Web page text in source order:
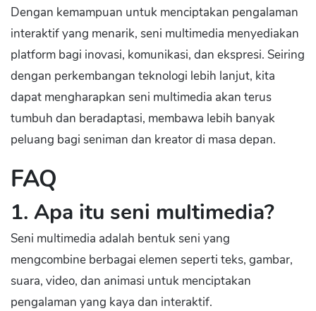
Dengan kemampuan untuk menciptakan pengalaman
interaktif yang menarik, seni multimedia menyediakan
platform bagi inovasi, komunikasi, dan ekspresi. Seiring
dengan perkembangan teknologi lebih lanjut, kita
dapat mengharapkan seni multimedia akan terus
tumbuh dan beradaptasi, membawa lebih banyak
peluang bagi seniman dan kreator di masa depan.
FAQ
1. Apa itu seni multimedia?
Seni multimedia adalah bentuk seni yang
mengcombine berbagai elemen seperti teks, gambar,
suara, video, dan animasi untuk menciptakan
pengalaman yang kaya dan interaktif.